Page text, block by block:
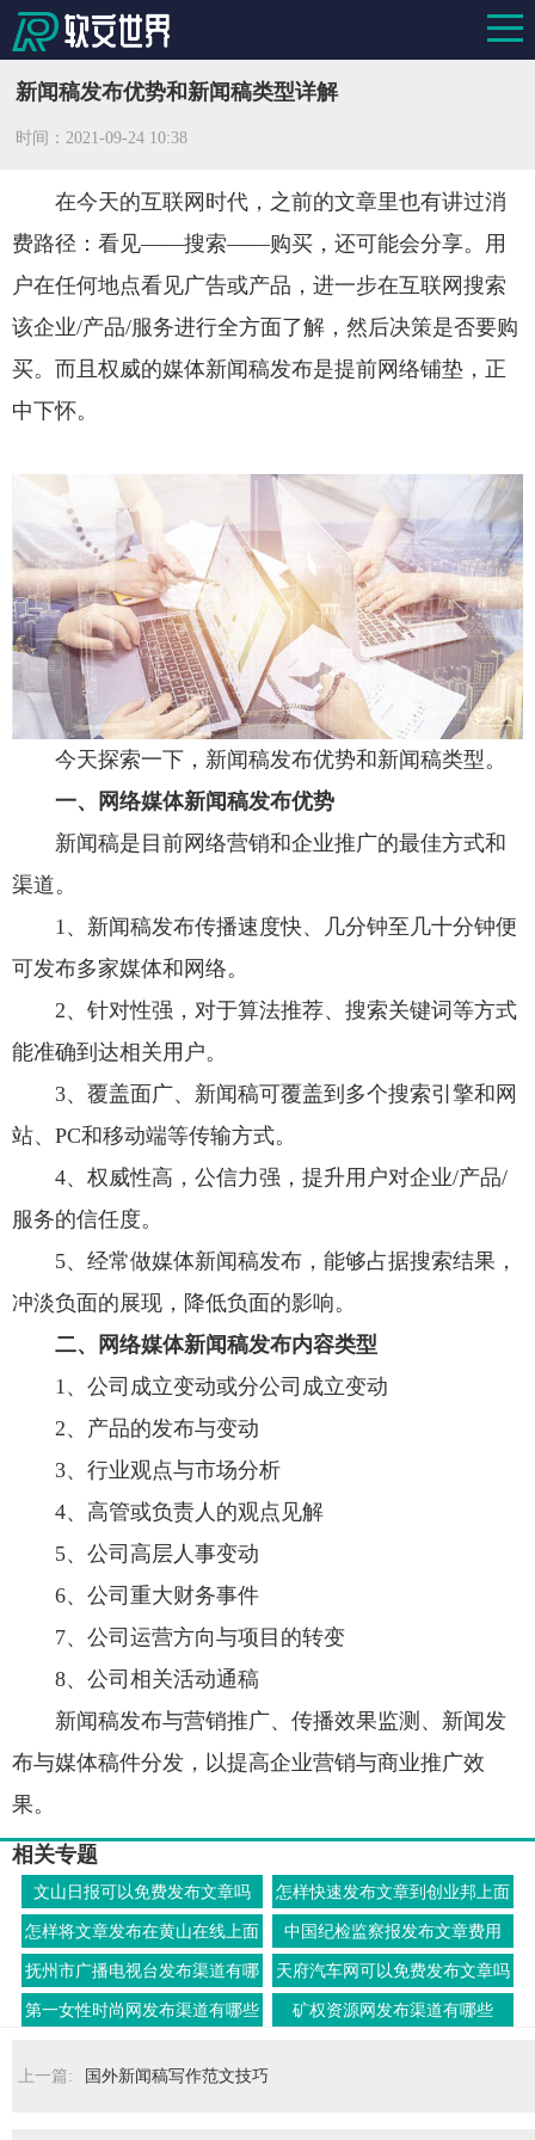
新闻稿发布优势和新闻稿类型详解
时间：2021-09-24 10:38
在今天的互联网时代，之前的文章里也有讲过消
费路径：看见——搜索——购买，还可能会分享。用
户在任何地点看见广告或产品，进一步在互联网搜索
该企业/产品/服务进行全方面了解，然后决策是否要购
买。而且权威的媒体新闻稿发布是提前网络铺垫，正
中下怀。
今天探索一下，新闻稿发布优势和新闻稿类型。
一、网络媒体新闻稿发布优势
新闻稿是目前网络营销和企业推广的最佳方式和
渠道。
1、新闻稿发布传播速度快、几分钟至几十分钟便
可发布多家媒体和网络。
2、针对性强，对于算法推荐、搜索关键词等方式
能准确到达相关用户。
3、覆盖面广、新闻稿可覆盖到多个搜索引擎和网
站、PC和移动端等传输方式。
4、权威性高，公信力强，提升用户对企业/产品/
服务的信任度。
5、经常做媒体新闻稿发布，能够占据搜索结果，
冲淡负面的展现，降低负面的影响。
二、网络媒体新闻稿发布内容类型
1、公司成立变动或分公司成立变动
2、产品的发布与变动
3、行业观点与市场分析
4、高管或负责人的观点见解
5、公司高层人事变动
6、公司重大财务事件
7、公司运营方向与项目的转变
8、公司相关活动通稿
新闻稿发布与营销推广、传播效果监测、新闻发
布与媒体稿件分发，以提高企业营销与商业推广效
果。
相关专题
文山日报可以免费发布文章吗 怎样快速发布文章到创业邦上面
怎样将文章发布在黄山在线上面
去
中国纪检监察报发布文章费用
抚州市广播电视台发布渠道有哪
些
天府汽车网可以免费发布文章吗
第一女性时尚网发布渠道有哪些 矿权资源网发布渠道有哪些
上一篇: 国外新闻稿写作范文技巧